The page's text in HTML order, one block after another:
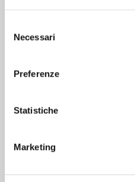
delNecessari
Preferenze
Statistiche
Marketing